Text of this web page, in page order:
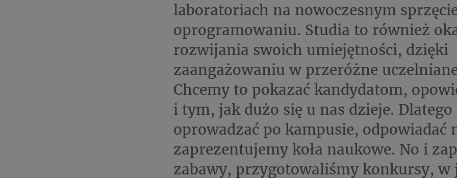
laboratoriach na nowoczesnym
oprogramowaniu. Studia to również
rozwijania swoich umiejętności, dzięki
zaangażowaniu w przeróżne
Chcemy to pokazać kandydatom,
i tym, jak dużo się u nas dzieje.
oprowadzać po kampusie, odpowiadać
zaprezentujemy koła naukowe. No i
zabawy, przygotowaliśmy konkursy, w